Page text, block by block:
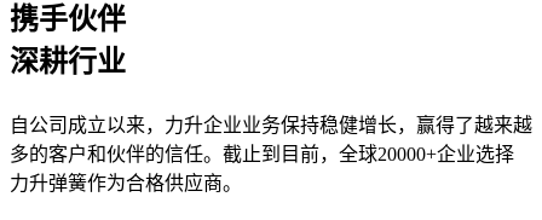
携手伙伴
深耕行业
自公司成立以来，力升企业业务保持稳健增长，赢得了越来越
多的客户和伙伴的信任。截止到目前，全球20000+企业选择
力升弹簧作为合格供应商。